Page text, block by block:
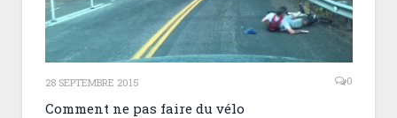
28 SEPTEMBRE 2015 0
Comment ne pas faire du vélo